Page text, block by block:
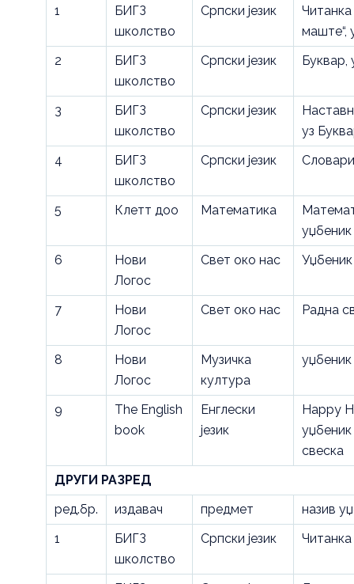
1
БИГЗ
школство
Српски језик
Читанка
маште“,
2
БИГЗ
школство
Српски језик Буквар,
3
БИГЗ
школство
Српски језик
уз
4
БИГЗ
школство
Српски језик
5 Клетт доо Математика
6
Нови
Логос
Свет око нас Уџбеник
7
Нови
Логос
Свет око нас Радна
8
Нови
Логос
Музичка
култура
уџбеник
9
The English
book
Енглески
језик
Happy
свеска
ДРУГИ РАЗРЕД
ред.бр.
издавач предмет
назив
1
БИГЗ
школство
Српски језик